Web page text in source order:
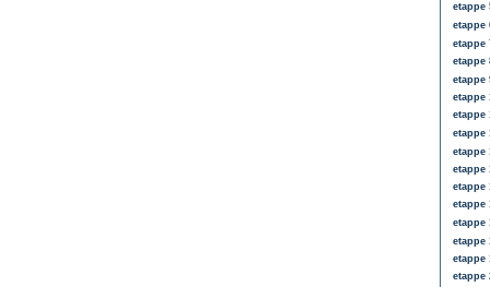
etappe
etappe
etappe
etappe
etappe
etappe
etappe
etappe
etappe
etappe
etappe
etappe
etappe
etappe
etappe
etappe